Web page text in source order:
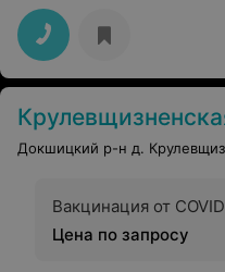
Крулевщизненская участковая
Докшицкий р-н д.
Вакцинация от
Цена по запросу